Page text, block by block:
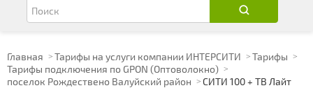
Главная Тарифы на услуги компании ИНТЕРСИТИ
Тарифы
Тарифы подключения по GPON (Оптоволокно)
поселок Рождествено Валуйский район
СИТИ 100 + ТВ Лайт